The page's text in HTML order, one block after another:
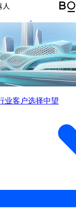
业客户选择中望